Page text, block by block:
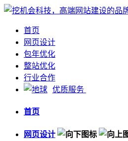
首页
网页设计
包年优化
整站优化
行业合作
优质服务
首页
网页设计